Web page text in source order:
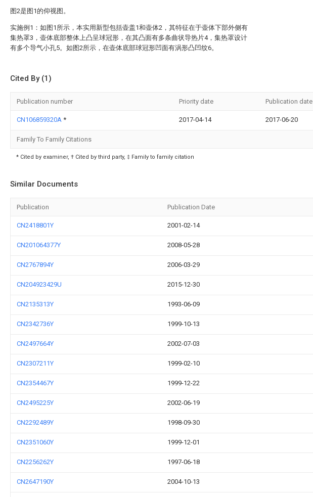
图2是图1的仰视图。
实施例1：如图1所示，本实用新型包括壶盖1和壶体2，其特征在于壶体下部外侧有
集热罩3，壶体底部整体上凸呈球冠形，在其凸面有多条曲状导热片4，集热罩设计
有多个导气小孔5。如图2所示，在壶体底部球冠形凹面有涡形凸凹纹6。
Cited By (1)
Publication number Priority date Publication date
CN106859320A * 2017-04-14 2017-06-20
Family To Family Citations
* Cited by examiner, † Cited by third party, ‡ Family to family citation
Similar Documents
Publication Publication Date
CN2418801Y 2001-02-14
CN201064377Y 2008-05-28
CN2767894Y 2006-03-29
CN204923429U 2015-12-30
CN2135313Y 1993-06-09
CN2342736Y 1999-10-13
CN2497664Y 2002-07-03
CN2307211Y 1999-02-10
CN2354467Y 1999-12-22
CN2495225Y 2002-06-19
CN2292489Y 1998-09-30
CN2351060Y 1999-12-01
CN2256262Y 1997-06-18
CN2647190Y 2004-10-13